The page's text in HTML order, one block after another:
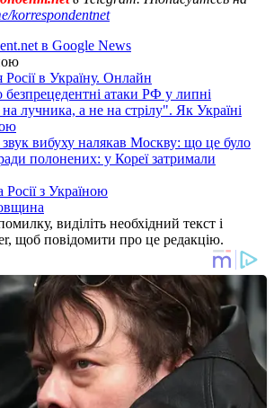
korrespondentnet
в Google News
в Україну. Онлайн
атаки РФ у липні
лучника, а не на стрілу". Як Україні
звук вибуху налякав Москву: що це було
полонених: у Кореї затримали
Росії з Україною
виділіть необхідний текст і
щоб повідомити про це редакцію.